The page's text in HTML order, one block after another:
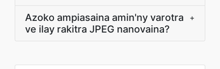
Azoko ampiasaina amin'ny varotra
ve ilay rakitra JPEG nanovaina?
+